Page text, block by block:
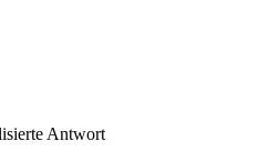
Antwort